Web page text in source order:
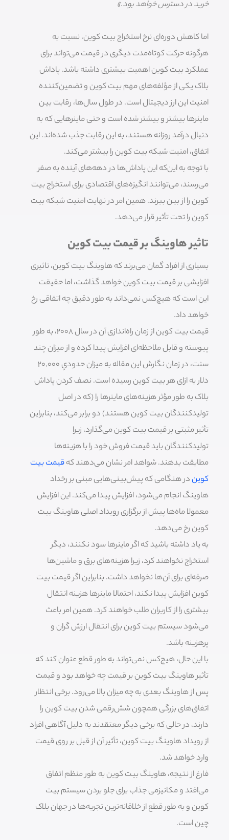
خرید در دسترس خواهد بود.»
اما کاهش دوره‌ای نرخ استخراج بیت کوین، نسبت به
هرگونه حرکت کوتاه‌مدت دیگری در قیمت می‌تواند برای
عملکرد بیت کوین اهمیت بیشتری داشته باشد. پاداش
بلاک یکی از مؤلفه‌های مهم بیت کوین و تضمین‌کننده
امنیت این ارز دیجیتال است. در طول سال‌ها، رقابت بین
ماینرها بیشتر و بیشتر شده است و حتی ماینرهایی که به
دنبال درآمد روزانه هستند، به این رقابت جذب شده‌اند. این
اتفاق، امنیت شبکه بیت کوین را بیشتر می‌کند.
با توجه به این‌که این پاداش‌ها در دهه‌های آینده به صفر
می‌رسند، می‌توانند انگیزه‌های اقتصادی برای استخراج بیت
کوین را از بین ببرند. همین امر در نهایت امنیت شبکه بیت
کوین را تحت تأثیر قرار می‌دهد.
تاثیر هاوینگ بر قیمت بیت کوین
بسیاری از افراد گمان می‌برند که هاوینگ بیت کوین،‌ تاثیری
افزایشی بر قیمت بیت کوین خواهد گذاشت، اما حقیقت
این است که هیچ‌کس نمی‌داند به طور دقیق چه اتفاقی رخ
خواهد داد.
قیمت بیت کوین از زمان راه‌اندازی آن در سال ۲۰۰۸، به طور
پیوسته و قابل ملاحظه‌ای افزایش پیدا کرده و از میزان چند
سنت، در زمان نگارش این مقاله به میزان حدودیِ ۲۰,۰۰۰
دلار به ازای هر بیت کوین رسیده است. نصف کردن پاداش
بلاک به طور مؤثر هزینه‌های ماینرها را (که در اصل
تولیدکنندگان بیت کوین هستند) دو برابر می‌کند، بنابراین
تأثیر مثبتی بر قیمت بیت کوین می‌گذارد، زیرا
تولیدکنندگان باید قیمت فروش خود را با هزینه‌ها
مطابقت بدهند. شواهد امر نشان می‌دهند کهقیمت بیت
کویندر هنگامی که پیش‌بینی‌هایی مبنی بر رخداد
هاوینگ انجام می‌شود، افزایش پیدا می‌کند. این افزایش
معمولا ماه‌ها پیش از برگزاری رویداد اصلی هاوینگ بیت
کوین رخ می‌دهد.
به یاد داشته باشید که اگر ماینرها سود نکنند، دیگر
استخراج نخواهند کرد، زیرا هزینه‌های برق و ماشین‌ها
صرفه‌ای برای آن‌ها نخواهد داشت. بنابراین اگر قیمت بیت
کوین افزایش پیدا نکند، احتمالا ماینرها هزینه انتقال
بیشتری را از کاربران طلب خواهند کرد. همین امر باعث
می‌شود سیستم بیت کوین برای انتقال ارزش گران و
پرهزینه باشد.
با این حال، هیچ‌کس نمی‌تواند به طور قطع عنوان کند که
تأثیر هاوینگ بیت کوین بر قیمت چه خواهد بود و قیمت
پس از هاوینگ بعدی به چه میزان بالا می‌رود. برخی انتظار
اتفاق‌های بزرگی همچون شش‌رقمی شدن بیت کوین را
دارند، در حالی که برخی دیگر معتقدند به دلیل آگاهی افراد
از رویداد هاوینگ بیت کوین، تأثیر آن از قبل بر روی قیمت
وارد خواهد شد.
فارغ از نتیجه، هاوینگ بیت کوین به طور منظم اتفاق
می‌افتد و مکانیزمی جذاب برای جلو بردن سیستم بیت
کوین و به طور قطع از خلاقانه‌ترین تجربه‌ها در جهان بلاک
چین است.